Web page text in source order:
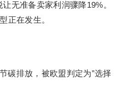
无准备卖家利润骤降19%。
正在发生。
碳排放，被欧盟判定为”选择